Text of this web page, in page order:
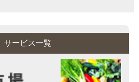
サービス一覧